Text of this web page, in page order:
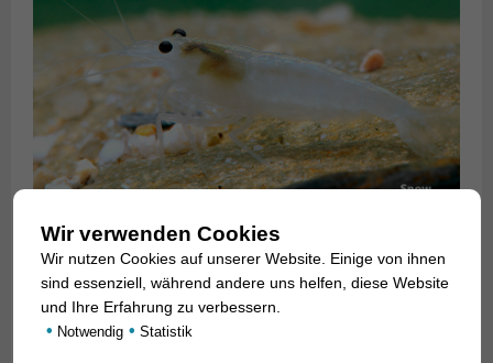
Wir verwenden Cookies
Wir nutzen Cookies auf unserer Website. Einige von ihnen
sind essenziell, während andere uns helfen, diese Website
und Ihre Erfahrung zu verbessern.
• Notwendig • Statistik